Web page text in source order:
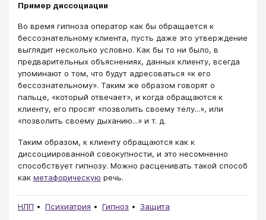
Пример диссоциации
Во время гипноза оператор как бы обращается к
бессознательному клиента, пусть даже это утверждение
выглядит несколько условно. Как бы то ни было, в
предварительных объяснениях, данных клиенту, всегда
упоминают о том, что будут адресоваться «к его
бессознательному». Таким же образом говорят о
пальце, «который отвечает», и когда обращаются к
клиенту, его просят «позволить своему телу...», или
«позволить своему дыханию...» и т. д.
Таким образом, к клиенту обращаются как к
диссоциированной совокупности, и это несомненно
способствует гипнозу. Можно расценивать такой способ
как метафорическую речь.
НЛП Психиатрия Гипноз Защита